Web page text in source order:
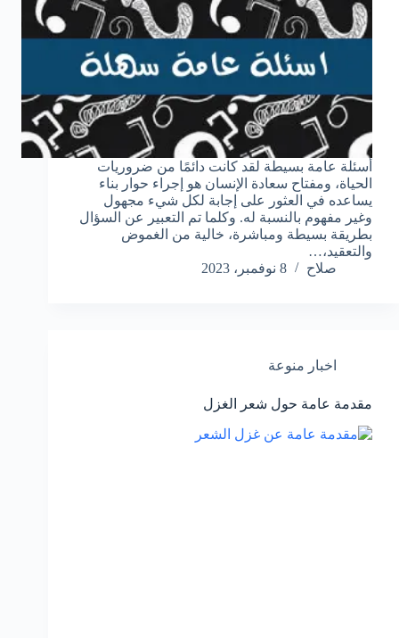
أسئلة عامة بسيطة لقد كانت دائمًا من ضروريات
الحياة، ومفتاح سعادة الإنسان هو إجراء حوار بناء
يساعده في العثور على إجابة لكل شيء مجهول
وغير مفهوم بالنسبة له. وكلما تم التعبير عن السؤال
بطريقة بسيطة ومباشرة، خالية من الغموض
والتعقيد،…
صلاح
8 نوفمبر، 2023
اخبار منوعة
مقدمة عامة حول شعر الغزل